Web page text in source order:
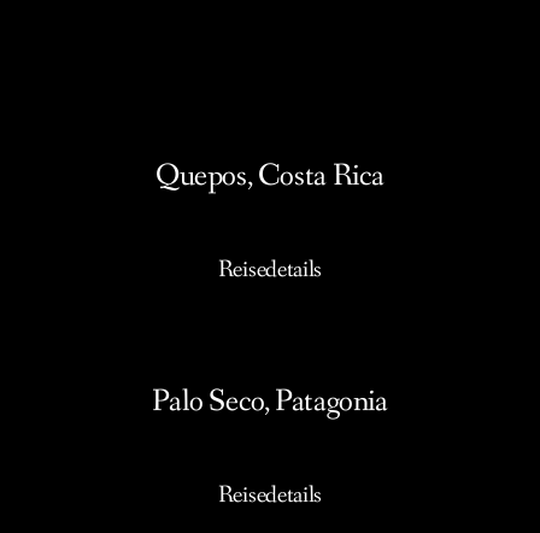
Quepos, Costa Rica
Reisedetails
Palo Seco, Patagonia
Reisedetails